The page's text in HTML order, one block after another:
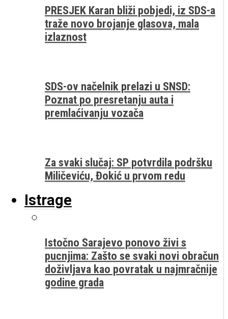
PRESJEK Karan bliži pobjedi, iz SDS-a
traže novo brojanje glasova, mala
izlaznost
SDS-ov načelnik prelazi u SNSD:
Poznat po presretanju auta i
premlaćivanju vozača
Za svaki slučaj: SP potvrdila podršku
Miličeviću, Đokić u prvom redu
Istrage
Istočno Sarajevo ponovo živi s
pucnjima: Zašto se svaki novi obračun
doživljava kao povratak u najmračnije
godine grada